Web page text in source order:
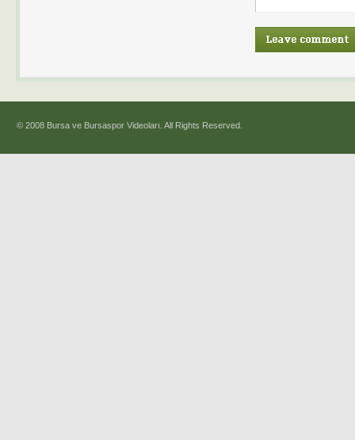
© 2008 Bursa ve Bursaspor Videoları. All Rights Reserved.